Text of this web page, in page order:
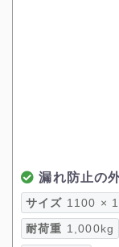
漏れ防止の
サイズ 1100 ×
耐荷重 1,000kg